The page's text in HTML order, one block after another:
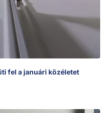
fel a januári közéletet